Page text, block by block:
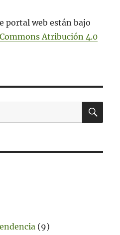
portal web están bajo
Atribución 4.0
(9)